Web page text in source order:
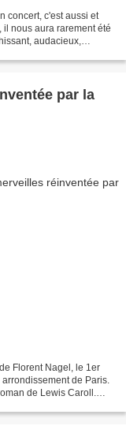
concert, c'est aussi et
il nous aura rarement été
audacieux,
par la
Florent Nagel, le 1er
de Paris.
de Lewis Caroll.